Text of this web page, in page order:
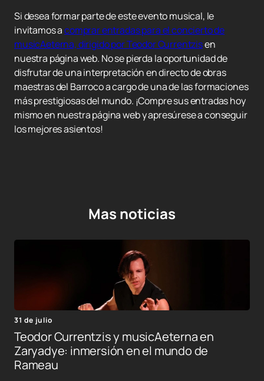
Si desea formar parte de este evento musical, le
invitamos acomprar entradas para el concierto de
musicAeterna, dirigido por Teodor Currentzisen
nuestra página web. No se pierda la oportunidad de
disfrutar de una interpretación en directo de obras
maestras del Barroco a cargo de una de las formaciones
más prestigiosas del mundo. ¡Compre sus entradas hoy
mismo en nuestra página web y apresúrese a conseguir
los mejores asientos!
Mas noticias
31 de julio
Teodor Currentzis y musicAeterna en
Zaryadye: inmersión en el mundo de
Rameau